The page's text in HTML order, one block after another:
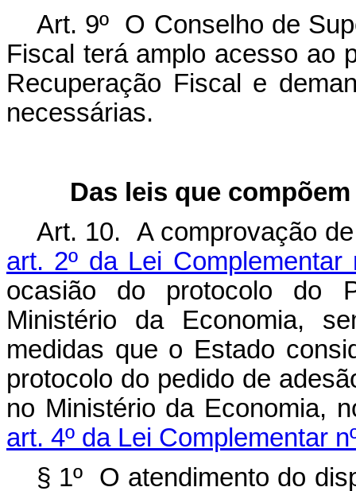
Art. 9º O Conselho de
Fiscal terá amplo acesso ao
Recuperação Fiscal e
necessárias.
Das leis que
Art. 10. A comprovação
art. 2º da Lei Complementar
ocasião do protocolo do
Ministério da Economia,
medidas que o Estado
protocolo do pedido de
no Ministério da Economia,
art. 4º da Lei Complementar
§ 1º O atendimento do